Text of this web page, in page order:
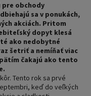
pre obchody
sa v ponukách,
akciách. Pritom
dopyt klesá
ako nedobytné
šetriť a nemíňať viac
čakajú ako tento
Tento rok sa prvé
keď do veľkých